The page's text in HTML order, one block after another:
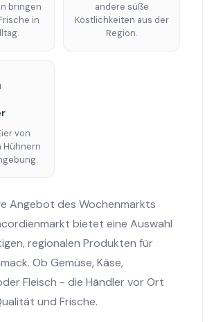
bringen
in
andere süße
Köstlichkeiten aus der
Region.
von
Hühnern
Angebot des Wochenmarkts
bietet eine Auswahl
regionalen Produkten für
Ob Gemüse, Käse,
Fleisch - die Händler vor Ort
und Frische.